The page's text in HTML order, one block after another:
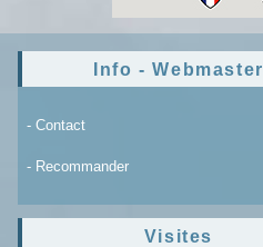
Info - Webmaster
- Contact
- Recommander
Visites